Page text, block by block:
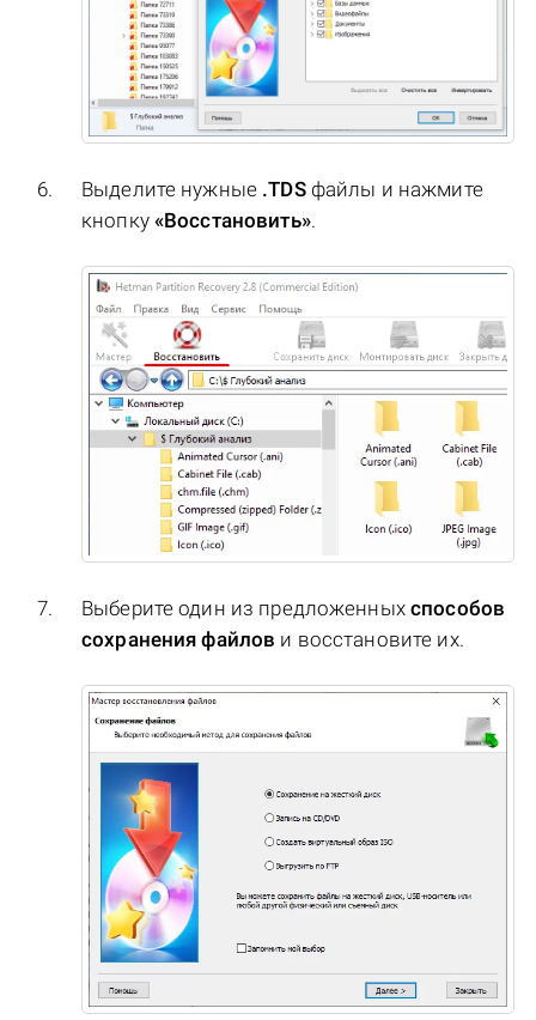
Выделите нужные .TDSфайлы и нажмите
кнопку «Восстановить».
Выберите один из предложенных способов
сохранения файлов и восстановите их.